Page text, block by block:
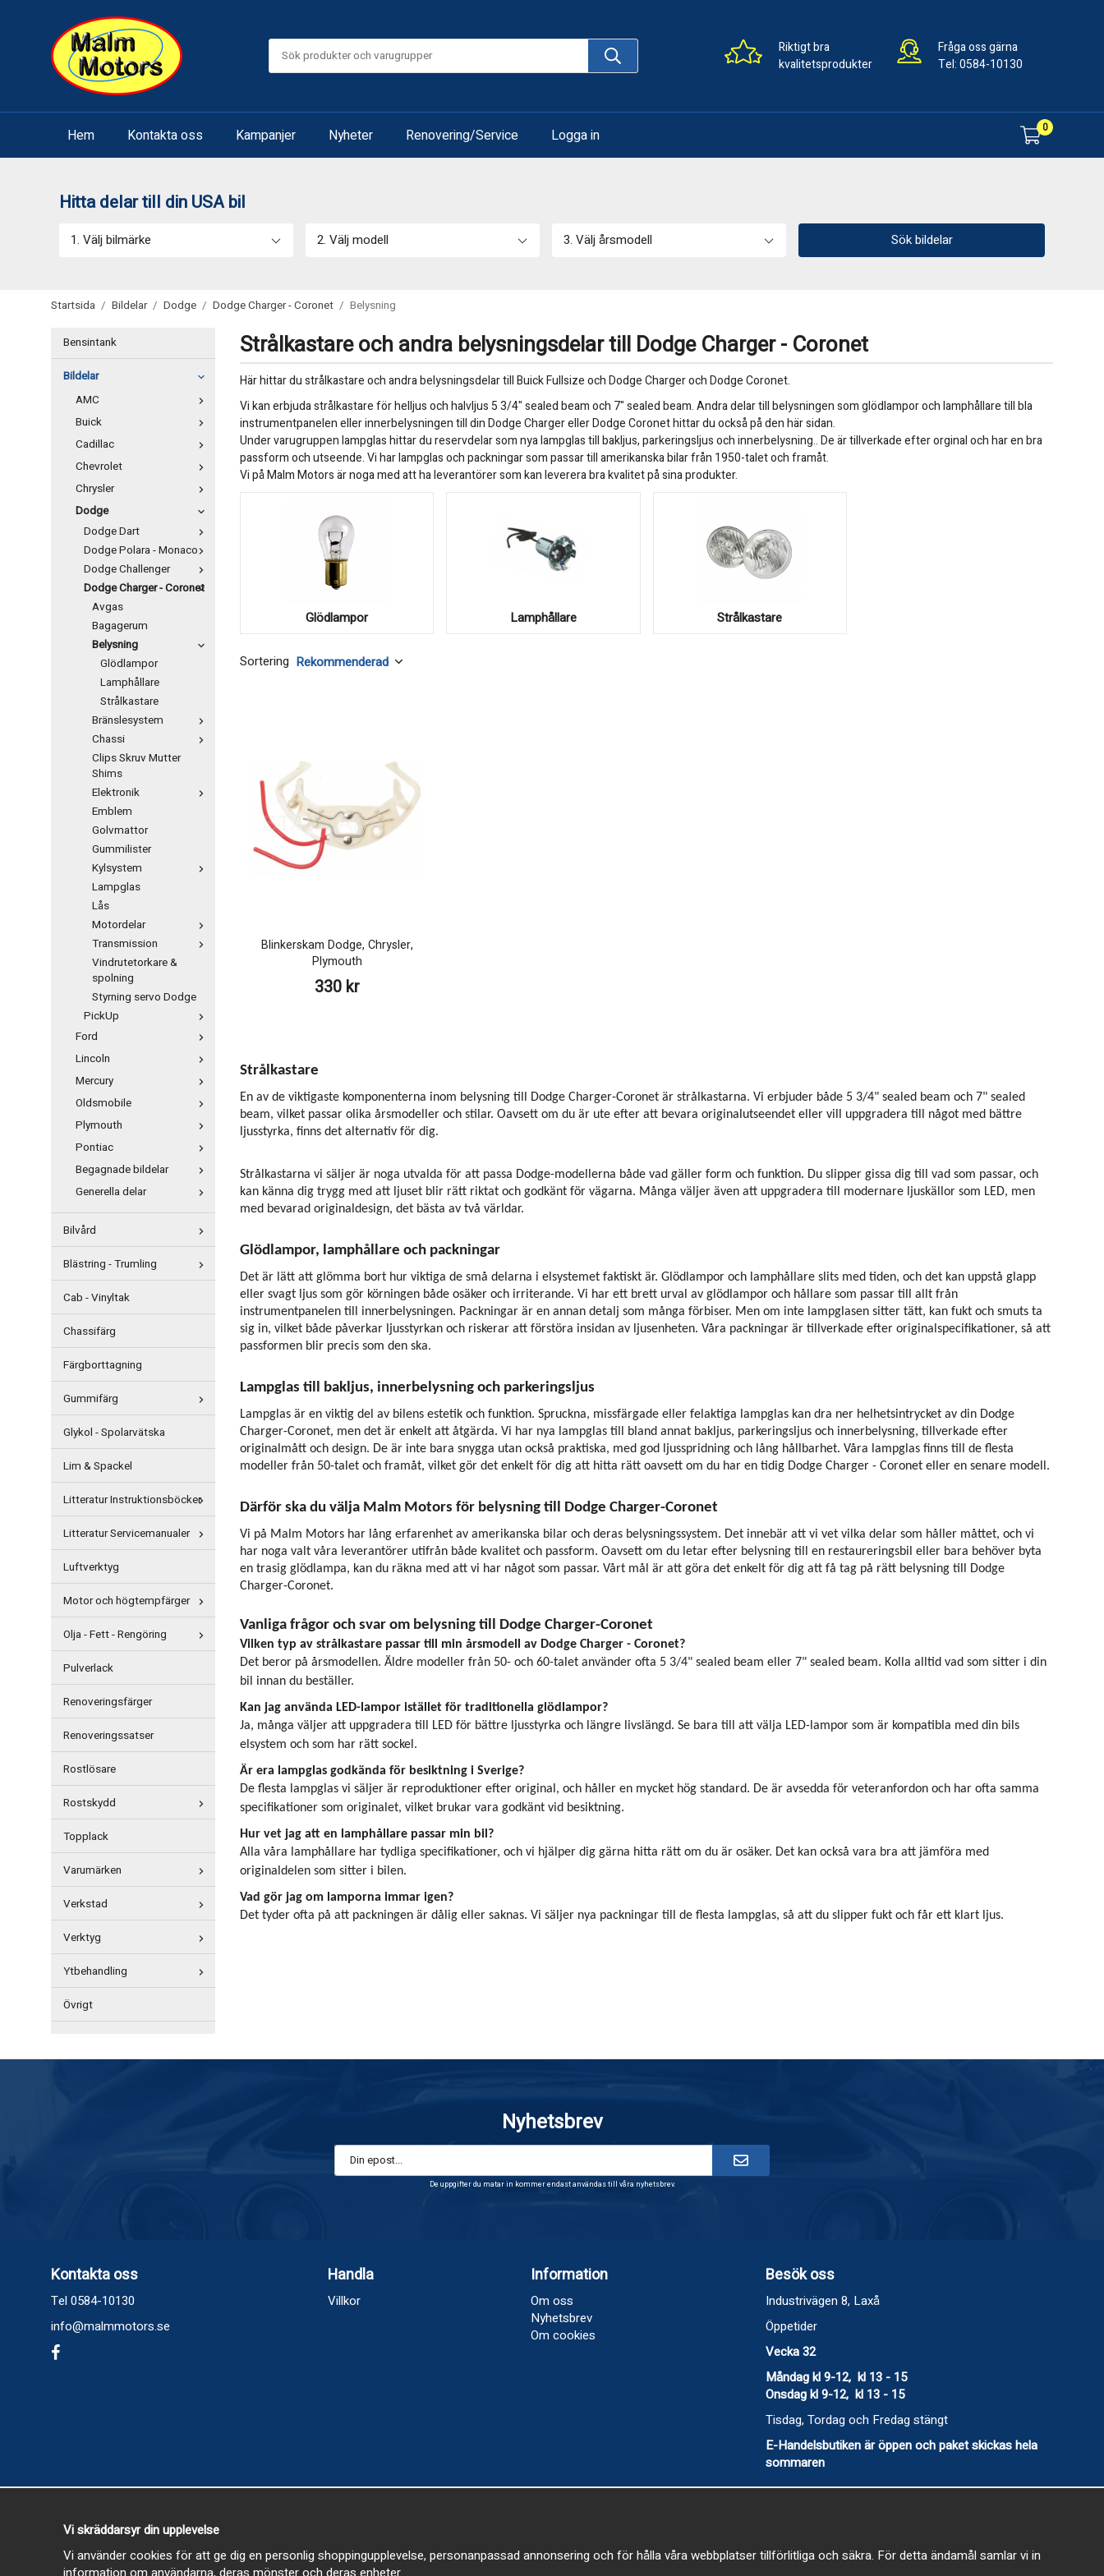
Riktigt bra
kvalitetsprodukter
Fråga oss gärna
Tel:0584-10130
Hem Kontakta oss Kampanjer Nyheter Renovering/Service Logga in 0
Hitta delar till din USA bil
1. Välj bilmärke 2. Välj modell 3. Välj årsmodell Sök bildelar
Startsida / Bildelar / Dodge / Dodge Charger - Coronet / Belysning
Bensintank
Bildelar
AMC
Buick
Cadillac
Chevrolet
Chrysler
Dodge
Dodge Dart
Dodge Polara - Monaco
Dodge Challenger
Dodge Charger - Coronet
Avgas
Bagagerum
Belysning
Glödlampor
Lamphållare
Strålkastare
Bränslesystem
Chassi
Clips Skruv Mutter
Shims
Elektronik
Emblem
Golvmattor
Gummilister
Kylsystem
Lampglas
Lås
Motordelar
Transmission
Vindrutetorkare &
spolning
Styrning servo Dodge
PickUp
Ford
Lincoln
Mercury
Oldsmobile
Plymouth
Pontiac
Begagnade bildelar
Generella delar
Bilvård
Blästring - Trumling
Cab - Vinyltak
Chassifärg
Färgborttagning
Gummifärg
Glykol - Spolarvätska
Lim & Spackel
Litteratur Instruktionsböcker
Litteratur Servicemanualer
Luftverktyg
Motor och högtempfärger
Olja - Fett - Rengöring
Pulverlack
Renoveringsfärger
Renoveringssatser
Rostlösare
Rostskydd
Topplack
Varumärken
Verkstad
Verktyg
Ytbehandling
Övrigt
Strålkastare och andra belysningsdelar till Dodge Charger - Coronet
Här hittar du strålkastare och andra belysningsdelar till Buick Fullsize och Dodge Charger och Dodge Coronet.
Vi kan erbjuda strålkastare för helljus och halvljus 5 3/4" sealed beam och 7" sealed beam. Andra delar till belysningen som glödlampor och lamphållare till bla
instrumentpanelen eller innerbelysningen till din Dodge Charger eller Dodge Coronet hittar du också på den här sidan.
Under varugruppen lampglas hittar du reservdelar som nya lampglas till bakljus, parkeringsljus och innerbelysning.. De är tillverkade efter orginal och har en bra
passform och utseende. Vi har lampglas och packningar som passar till amerikanska bilar från 1950-talet och framåt.
Vi på Malm Motors är noga med att ha leverantörer som kan leverera bra kvalitet på sina produkter.
Glödlampor Lamphållare Strålkastare
Sortering
Blinkerskam Dodge, Chrysler,
Plymouth
330 kr
Strålkastare
En av de viktigaste komponenterna inom belysning till Dodge Charger-Coronet är strålkastarna. Vi erbjuder både 5 3/4" sealed beam och 7" sealed
beam, vilket passar olika årsmodeller och stilar. Oavsett om du är ute efter att bevara originalutseendet eller vill uppgradera till något med bättre
ljusstyrka, finns det alternativ för dig.
Strålkastarna vi säljer är noga utvalda för att passa Dodge-modellerna både vad gäller form och funktion. Du slipper gissa dig till vad som passar, och
kan känna dig trygg med att ljuset blir rätt riktat och godkänt för vägarna. Många väljer även att uppgradera till modernare ljuskällor som LED, men
med bevarad originaldesign, det bästa av två världar.
Glödlampor, lamphållare och packningar
Det är lätt att glömma bort hur viktiga de små delarna i elsystemet faktiskt är. Glödlampor och lamphållare slits med tiden, och det kan uppstå glapp
eller svagt ljus som gör körningen både osäker och irriterande. Vi har ett brett urval av glödlampor och hållare som passar till allt från
instrumentpanelen till innerbelysningen. Packningar är en annan detalj som många förbiser. Men om inte lampglasen sitter tätt, kan fukt och smuts ta
sig in, vilket både påverkar ljusstyrkan och riskerar att förstöra insidan av ljusenheten. Våra packningar är tillverkade efter originalspecifikationer, så att
passformen blir precis som den ska.
Lampglas till bakljus, innerbelysning och parkeringsljus
Lampglas är en viktig del av bilens estetik och funktion. Spruckna, missfärgade eller felaktiga lampglas kan dra ner helhetsintrycket av din Dodge
Charger-Coronet, men det är enkelt att åtgärda. Vi har nya lampglas till bland annat bakljus, parkeringsljus och innerbelysning, tillverkade efter
originalmått och design. De är inte bara snygga utan också praktiska, med god ljusspridning och lång hållbarhet. Våra lampglas finns till de flesta
modeller från 50-talet och framåt, vilket gör det enkelt för dig att hitta rätt oavsett om du har en tidig Dodge Charger - Coronet eller en senare modell.
Därför ska du välja Malm Motors för belysning till Dodge Charger-Coronet
Vi på Malm Motors har lång erfarenhet av amerikanska bilar och deras belysningssystem. Det innebär att vi vet vilka delar som håller måttet, och vi
har noga valt våra leverantörer utifrån både kvalitet och passform. Oavsett om du letar efter belysning till en restaureringsbil eller bara behöver byta
en trasig glödlampa, kan du räkna med att vi har något som passar. Vårt mål är att göra det enkelt för dig att få tag på rätt belysning till Dodge
Charger-Coronet.
Vanliga frågor och svar om belysning till Dodge Charger-Coronet
Vilken typ av strålkastare passar till min årsmodell av Dodge Charger - Coronet?
Det beror på årsmodellen. Äldre modeller från 50- och 60-talet använder ofta 5 3/4" sealed beam eller 7" sealed beam. Kolla alltid vad som sitter i din
bil innan du beställer.
Kan jag använda LED-lampor istället för traditionella glödlampor?
Ja, många väljer att uppgradera till LED för bättre ljusstyrka och längre livslängd. Se bara till att välja LED-lampor som är kompatibla med din bils
elsystem och som har rätt sockel.
Är era lampglas godkända för besiktning i Sverige?
De flesta lampglas vi säljer är reproduktioner efter original, och håller en mycket hög standard. De är avsedda för veteranfordon och har ofta samma
specifikationer som originalet, vilket brukar vara godkänt vid besiktning.
Hur vet jag att en lamphållare passar min bil?
Alla våra lamphållare har tydliga specifikationer, och vi hjälper dig gärna hitta rätt om du är osäker. Det kan också vara bra att jämföra med
originaldelen som sitter i bilen.
Vad gör jag om lamporna immar igen?
Det tyder ofta på att packningen är dålig eller saknas. Vi säljer nya packningar till de flesta lampglas, så att du slipper fukt och får ett klart ljus.
Nyhetsbrev
De uppgifter du matar in kommer endast användas till våra nyhetsbrev.
Kontakta oss
Tel 0584-10130
info@malmmotors.se
Handla
Villkor
Information
Om oss
Nyhetsbrev
Om cookies
Besök oss
Industrivägen 8, Laxå
Öppetider
Vecka 32
Måndag kl 9-12, kl 13 - 15
Onsdag kl 9-12, kl 13 - 15
Tisdag, Tordag och Fredag stängt
E-Handelsbutiken är öppen och paket skickas hela
sommaren
Vi skräddarsyr din upplevelse
Vi använder cookies för att ge dig en personlig shoppingupplevelse, personanpassad annonsering och för hålla våra webbplatser tillförlitliga och säkra. För detta ändamål samlar vi in
information om användarna, deras mönster och deras enheter.